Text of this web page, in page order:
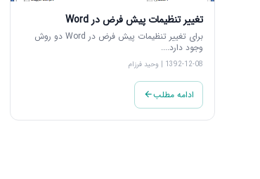
تغییر تنظیمات پیش فرض در Word
برای تغییر تنظیمات پیش فرض در Word دو روش
وجود دارد....
1392-12-08 | وحید فرزام
ادامه مطلب